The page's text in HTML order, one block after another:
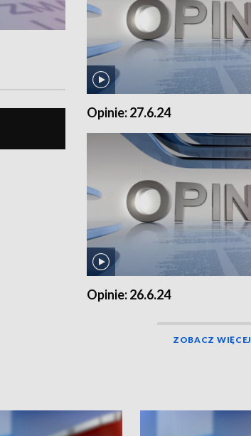
Opinie: 27.6.24
Opinie: 26.6.24
ZOBACZ WIĘCEJ